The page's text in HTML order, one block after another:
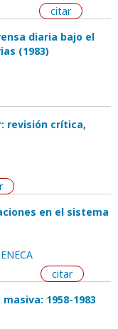
citar
diaria bajo el
(1983)
revisión crítica,
en el sistema
citar
1958-1983